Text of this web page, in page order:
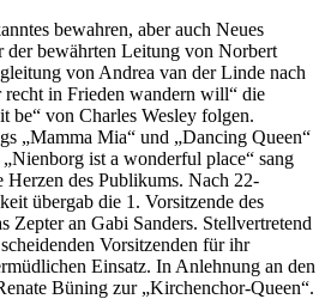
bewahren, aber auch Neues
der bewährten Leitung von Norbert
von Andrea van der Linde nach
recht in Frieden wandern will“ die
be“ von Charles Wesley folgen.
„Mamma Mia“ und „Dancing Queen“
ist a wonderful place“ sang
des Publikums. Nach 22-
übergab die 1. Vorsitzende des
Zepter an Gabi Sanders. Stellvertretend
Vorsitzenden für ihr
Einsatz. In Anlehnung an den
Büning zur „Kirchenchor-Queen“.